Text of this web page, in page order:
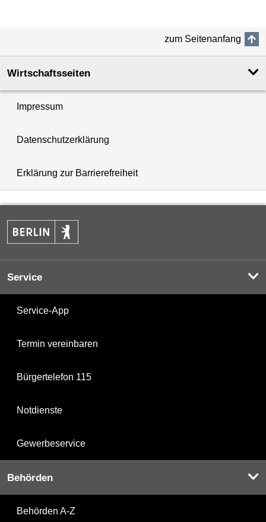
zum Seitenanfang
Wirtschaftsseiten
Impressum
Datenschutzerklärung
Erklärung zur Barrierefreiheit
Service
Service-App
Termin vereinbaren
Bürgertelefon 115
Notdienste
Gewerbeservice
Behörden
Behörden A-Z